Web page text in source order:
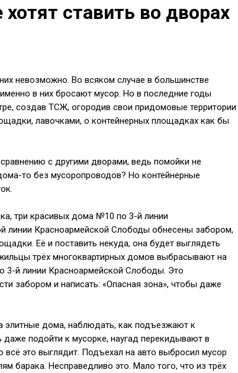
ставить во дворах
невозможно. Во всяком случае в большинстве
в них бросают мусор. Но в последние годы
создав ТСЖ, огородив свои придомовые территории
лавочками, о контейнерных площадках как бы
с другими дворами, ведь помойки не
то без мусоропроводов? Но контейнерные
три красивых дома №10 по 3-й линии
линии Красноармейской Слободы обнесены забором,
Её и поставить некуда, она будет выглядеть
трёх многоквартирных домов выбрасывают на
3-й линии Красноармейской Слободы. Это
забором и написать: «Опасная зона», чтобы даже
элитные дома, наблюдать, как подъезжают к
подойти к мусорке, наугад перекидывают в
это выглядит. Подъехал на авто выбросил мусор
барака. Несправедливо это. Мало того, что из трёх